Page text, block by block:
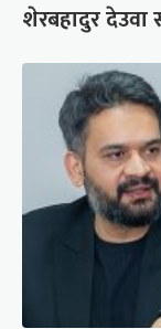
शेरबहादुर देउवा